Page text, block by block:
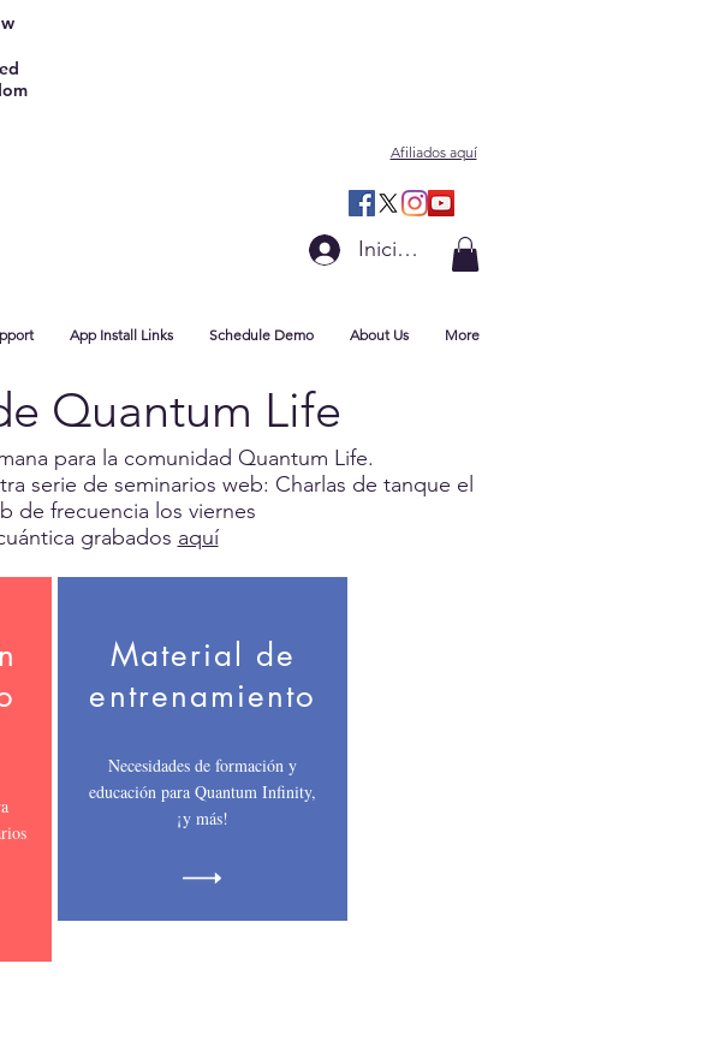
Afiliados aquí
Iniciar sesión
App Install Links Schedule Demo About Us More
Quantum Life
para la comunidad Quantum Life.
serie de seminarios web: Charlas de tanque el
de frecuencia los viernes
grabados aquí
Material de
entrenamiento
Necesidades de formación y
educación para Quantum Infinity,
¡y más!